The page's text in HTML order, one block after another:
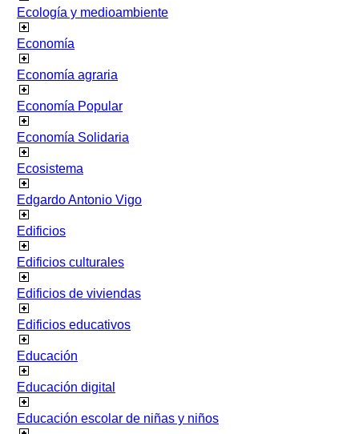
Ecología y medioambiente
Economía
Economía agraria
Economía Popular
Economía Solidaria
Ecosistema
Edgardo Antonio Vigo
Edificios
Edificios culturales
Edificios de viviendas
Edificios educativos
Educación
Educación digital
Educación escolar de niñas y niños